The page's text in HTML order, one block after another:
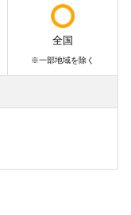
全国
※一部地域を除く